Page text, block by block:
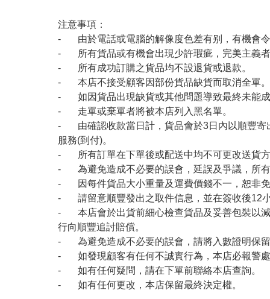
注意事項：
- 由於電話或電腦的解像度色差有别，有機會令
- 所有貨品或有機會出現少許瑕疵，完美主義
- 所有成功訂購之貨品均不設退貨或退款。
- 本店不接受顧客因部份貨品缺貨而取消全單。
- 如因貨品出現缺貨或其他問題導致最終未能成
- 走單或棄單者將被本店列入黑名單。
- 由確認收款當日計，貨品會於3日內以順豐寄
服務(到付)。
- 所有訂單在下單後或配送中均不可更改送貨方
- 為避免造成不必要的誤會，延誤及爭議，所
- 因每件貨品大小重量及運費價錢不一，恕非免
- 請留意順豐發出之取件信息，並在簽收後12
- 本店會於出貨前細心檢查貨品及妥善包裝以減
行向順豐追討賠償。
- 為避免造成不必要的誤會，請將入數證明保留
- 如發現顧客有任何不誠實行為，本店必報警
- 如有任何疑問，請在下單前聯絡本店查詢。
- 如有任何更改，本店保留最終決定權。